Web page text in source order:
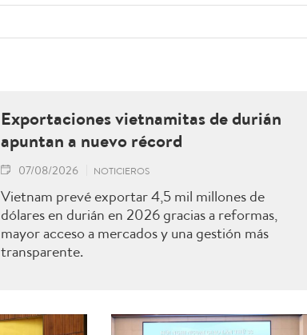
Exportaciones vietnamitas de durián
apuntan a nuevo récord
07/08/2026 NOTICIEROS
Vietnam prevé exportar 4,5 mil millones de
dólares en durián en 2026 gracias a reformas,
mayor acceso a mercados y una gestión más
transparente.